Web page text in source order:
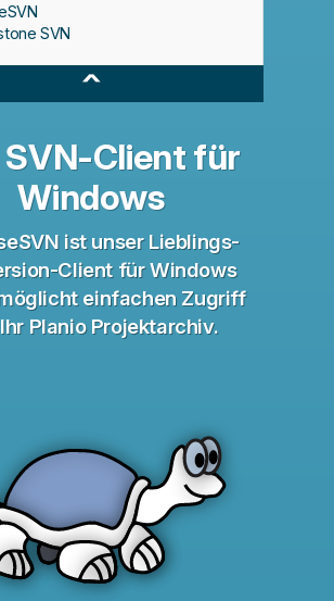
SVN
^
SVN-Client für
Windows
ist unser Lieblings-
Client für Windows
einfachen Zugriff
Planio Projektarchiv.